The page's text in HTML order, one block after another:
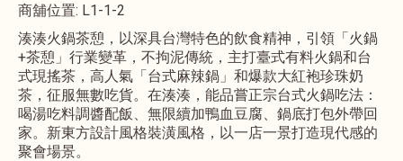
商舖位置: L1-1-2
湊湊火鍋茶憩，以深具台灣特色的飲食精神，引領「火鍋
+茶憩」行業變革，不拘泥傳統，主打臺式有料火鍋和台
式現搖茶，高人氣「台式麻辣鍋」和爆款大紅袍珍珠奶
茶，征服無數吃貨。在湊湊，能品嘗正宗台式火鍋吃法：
喝湯吃料調醬配飯、無限續加鴨血豆腐、鍋底打包外帶回
家。新東方設計風格裝潢風格，以一店一景打造現代感的
聚會場景。